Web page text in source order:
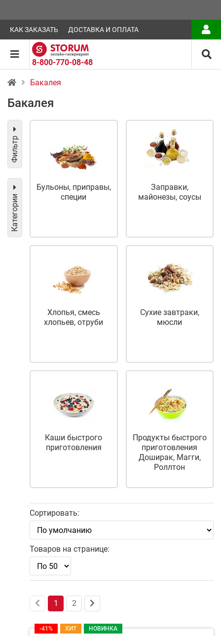
КАК ЗАКАЗАТЬ ДОСТАВКА И ОПЛАТА
8-800-770-08-48
Бакалея
Бакалея
Фильтр
Категории
Бульоны, приправы,
специи
Заправки,
майонезы, соусы
Хлопья, смесь
хлопьев, отруби
Сухие завтраки,
мюсли
Каши быстрого
приготовления
Продукты быстрого
приготовления
Доширак, Магги,
Роллтон
Сортировать:
Товаров на странице:
1 2
-41% ХИТ НОВИНКА